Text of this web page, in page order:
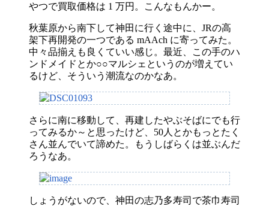
やつで買取価格は 1 万円。こんなもんかー。
秋葉原から南下して神田に行く途中に、JRの高
架下再開発の一つである mAAch に寄ってみた。
中々品揃えも良くていい感じ。最近、この手のハ
ンドメイドとか○○マルシェというのが増えてい
るけど、そういう潮流なのかなあ。
さらに南に移動して、再建したやぶそばにでも行
ってみるか～と思ったけど、50人とかもっとたく
さん並んでいて諦めた。もうしばらくは並ぶんだ
ろうなあ。
しょうがないので、神田の志乃多寿司で茶巾寿司